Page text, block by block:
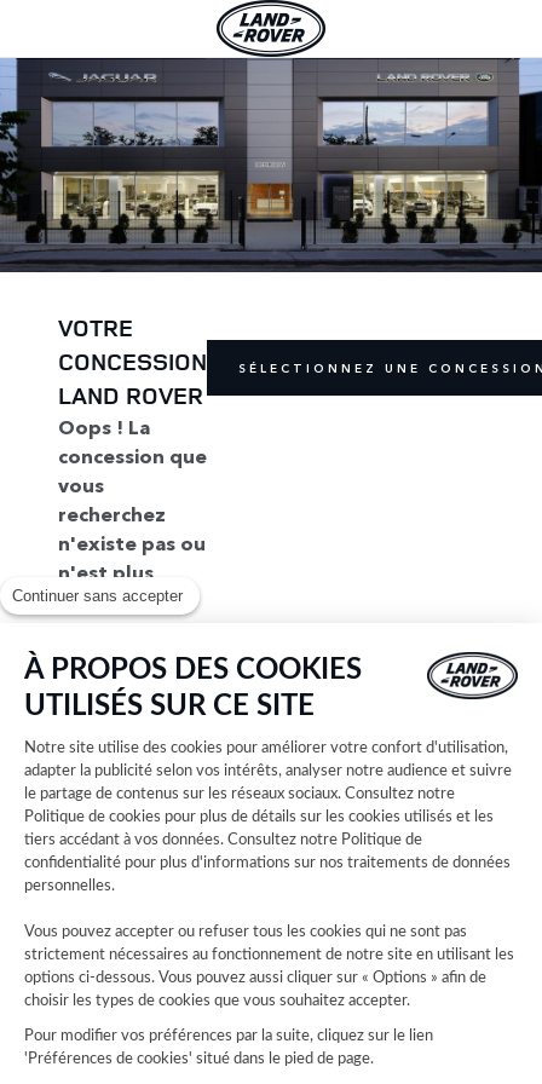
Continuer sans accepter
À PROPOS DES COOKIES
UTILISÉS SUR CE SITE
Notre site utilise des cookies pour améliorer votre confort d'utilisation,
adapter la publicité selon vos intérêts, analyser notre audience et suivre
le partage de contenus sur les réseaux sociaux. Consultez notre
Politique de cookies pour plus de détails sur les cookies utilisés et les
tiers accédant à vos données. Consultez notre Politique de
confidentialité pour plus d'informations sur nos traitements de données
personnelles.
Vous pouvez accepter ou refuser tous les cookies qui ne sont pas
strictement nécessaires au fonctionnement de notre site en utilisant les
options ci-dessous. Vous pouvez aussi cliquer sur « Options » afin de
choisir les types de cookies que vous souhaitez accepter.
Pour modifier vos préférences par la suite, cliquez sur le lien
'Préférences de cookies' situé dans le pied de page.
VOTRE
CONCESSION
LAND ROVER
Oops ! La
concession que
vous
recherchez
n'existe pas ou
n'est plus
disponible.
votre
concession,
consultez notre
liste complète
des concessions
Land Rover.
Sélectionnez
ensuite votre
concession et
découvrez les
horaires
d'ouverture,
coordonnées,
plans d'accès et
explorez nos
SÉLECTIONNEZ UNE